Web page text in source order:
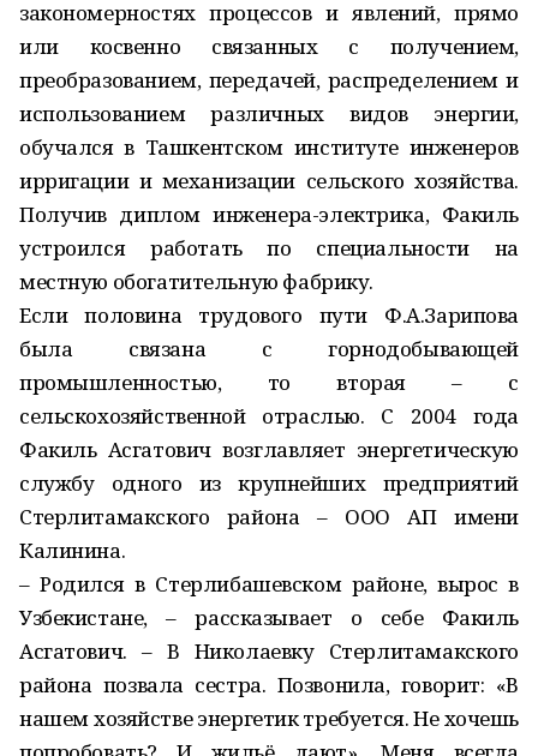
закономерностях процессов и явлений, прямо
или косвенно связанных с получением,
преобразованием, передачей, распределением и
использованием различных видов энергии,
обучался в Ташкентском институте инженеров
ирригации и механизации сельского хозяйства.
Получив диплом инженера-электрика, Факиль
устроился работать по специальности на
местную обогатительную фабрику.
Если половина трудового пути Ф.А.Зарипова
была связана с горнодобывающей
промышленностью, то вторая – с
сельскохозяйственной отраслью. С 2004 года
Факиль Асгатович возглавляет энергетическую
службу одного из крупнейших предприятий
Стерлитамакского района – ООО АП имени
Калинина.
– Родился в Стерлибашевском районе, вырос в
Узбекистане, – рассказывает о себе Факиль
Асгатович. – В Николаевку Стерлитамакского
района позвала сестра. Позвонила, говорит: «В
нашем хозяйстве энергетик требуется. Не хочешь